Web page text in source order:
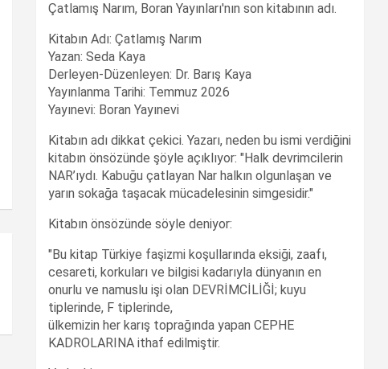
Çatlamış Narım, Boran Yayınları'nın son kitabının adı.
Kitabın Adı: Çatlamış Narım
Yazan: Seda Kaya
Derleyen-Düzenleyen: Dr. Barış Kaya
Yayınlanma Tarihi: Temmuz 2026
Yayınevi: Boran Yayınevi
Kitabın adı dikkat çekici. Yazarı, neden bu ismi verdiğini
kitabın önsözünde şöyle açıklıyor: "Halk devrimcilerin
NAR’ıydı. Kabuğu çatlayan Nar halkın olgunlaşan ve
yarın sokağa taşacak mücadelesinin simgesidir."
Kitabın önsözünde söyle deniyor:
"Bu kitap Türkiye faşizmi koşullarında eksiği, zaafı,
cesareti, korkuları ve bilgisi kadarıyla dünyanın en
onurlu ve namuslu işi olan DEVRİMCİLİĞİ; kuyu
tiplerinde, F tiplerinde,
ülkemizin her karış toprağında yapan CEPHE
KADROLARINA ithaf edilmiştir.